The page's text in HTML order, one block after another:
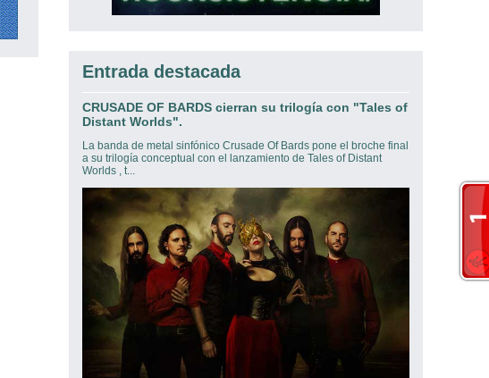
Entrada destacada
CRUSADE OF BARDS cierran su trilogía con "Tales of
Distant Worlds".
La banda de metal sinfónico Crusade Of Bards pone el broche final
a su trilogía conceptual con el lanzamiento de Tales of Distant
Worlds , t...